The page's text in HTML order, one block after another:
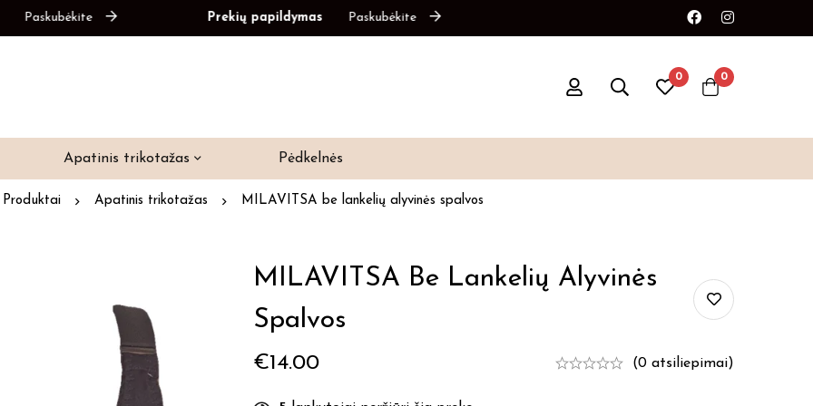
Prekių papildymas Paskubėkite
0 0
Apatinis trikotažas Pėdkelnės
Produktai Apatinis trikotažas MILAVITSA be lankelių alyvinės spalvos
MILAVITSA Be Lankelių Alyvinės
Spalvos
€14.00 (0 atsiliepimai)